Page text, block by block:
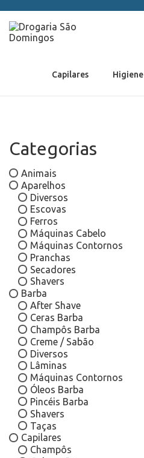
Capilares Higiene
Categorias
Animais
Aparelhos
Diversos
Escovas
Ferros
Máquinas Cabelo
Máquinas Contornos
Pranchas
Secadores
Shavers
Barba
After Shave
Ceras Barba
Champôs Barba
Creme / Sabão
Diversos
Lâminas
Máquinas Contornos
Óleos Barba
Pincéis Barba
Shavers
Taças
Capilares
Champôs